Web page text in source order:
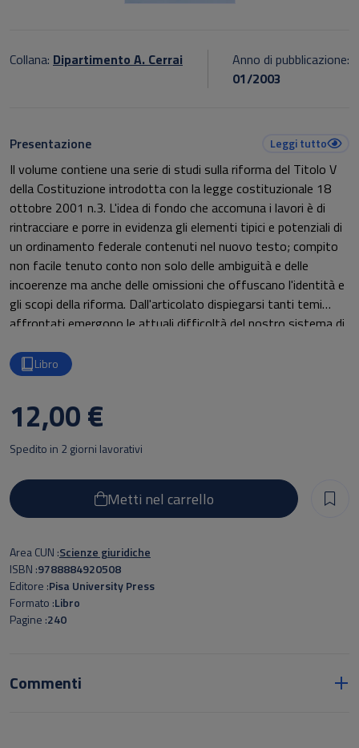
Collana: Dipartimento A. Cerrai
Anno di pubblicazione:
01/2003
Presentazione Leggi tutto
Il volume contiene una serie di studi sulla riforma del Titolo V
della Costituzione introdotta con la legge costituzionale 18
ottobre 2001 n.3. L'idea di fondo che accomuna i lavori è di
rintracciare e porre in evidenza gli elementi tipici e potenziali di
un ordinamento federale contenuti nel nuovo testo; compito
non facile tenuto conto non solo delle ambiguità e delle
incoerenze ma anche delle omissioni che offuscano l'identità e
gli scopi della riforma. Dall'articolato dispiegarsi tanti temi
affrontati emergono le attuali difficoltà del nostro sistema di
"federalismo cooperativo", evitando le pericolose scorciatoie di
un "federalismo à la carte" foriero di sperequazioni e conflitti.
Libro
12,00 €
Metti nel carrello
Spedito in 2 giorni lavorativi
Area CUN Scienze giuridiche
ISBN 9788884920508
Editore Pisa University Press
Formato Libro
Pagine 240
Commenti